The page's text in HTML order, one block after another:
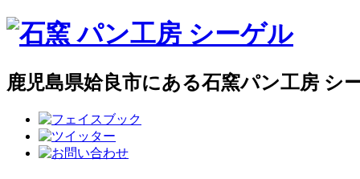
鹿児島県姶良市にある石窯パン工房 シ